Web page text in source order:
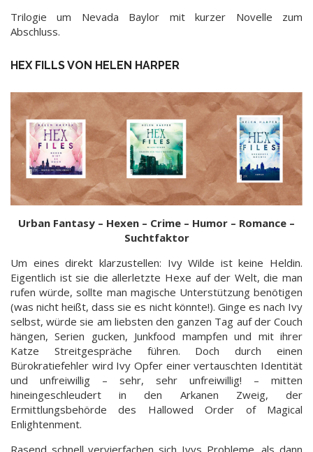
Trilogie um Nevada Baylor mit kurzer Novelle zum
Abschluss.
HEX FILLS VON HELEN HARPER
Urban Fantasy – Hexen – Crime – Humor – Romance –
Suchtfaktor
Um eines direkt klarzustellen: Ivy Wilde ist keine Heldin.
Eigentlich ist sie die allerletzte Hexe auf der Welt, die man
rufen würde, sollte man magische Unterstützung benötigen
(was nicht heißt, dass sie es nicht könnte!). Ginge es nach Ivy
selbst, würde sie am liebsten den ganzen Tag auf der Couch
hängen, Serien gucken, Junkfood mampfen und mit ihrer
Katze Streitgespräche führen. Doch durch einen
Bürokratiefehler wird Ivy Opfer einer vertauschten Identität
und unfreiwillig – sehr, sehr unfreiwillig! – mitten
hineingeschleudert in den Arkanen Zweig, der
Ermittlungsbehörde des Hallowed Order of Magical
Enlightenment.